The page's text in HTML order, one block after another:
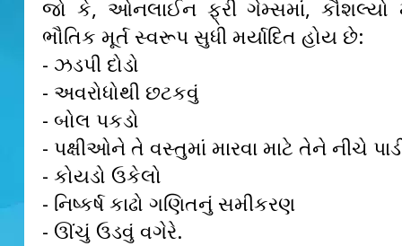
જો કે, ઓનલાઈન ફ્રી ગેમ્સમાં, કૌશલ્યો
ભૌતિક મૂર્ત સ્વરૂપ સુધી મર્યાદિત હોય છે:
- ઝડપી દોડો
- અવરોધોથી છટકવું
- બોલ પકડો
- પક્ષીઓને તે વસ્તુમાં મારવા માટે તેને નીચે
- કોયડો ઉકેલો
- નિષ્કર્ષ કાઢો ગણિતનું સમીકરણ
- ઊંચું ઉડવું વગેરે.